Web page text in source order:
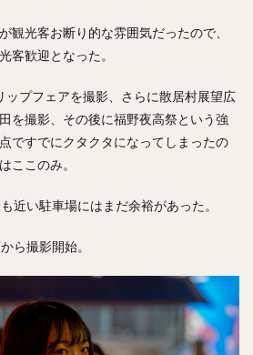
観光客お断り的な雰囲気だったので、
客歓迎となった。
ップフェアを撮影、さらに散居村展望広
を撮影、その後に福野夜高祭という強
ですでにクタクタになってしまったの
ここのみ。
近い駐車場にはまだ余裕があった。
ら撮影開始。